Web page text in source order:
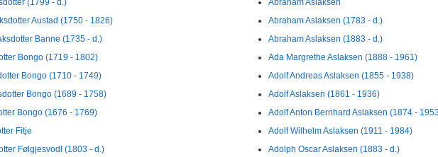
(1799 - d.)
Austad (1750 - 1826)
Banne (1735 - d.)
Bongo (1719 - 1802)
Bongo (1710 - 1749)
Bongo (1689 - 1758)
Bongo (1676 - 1769)
Fitje
Følgjesvodl (1803 - d.)
Abraham Aslaksen
Abraham Aslaksen (1783 - d.)
Abraham Aslaksen (1883 - d.)
Ada Margrethe Aslaksen (1888 - 1961)
Adolf Andreas Aslaksen (1855 - 1938)
Adolf Aslaksen (1861 - 1936)
Adolf Anton Bernhard Aslaksen (1874 -
Adolf Wilhelm Aslaksen (1911 - 1984)
Adolph Oscar Aslaksen (1883 - d.)